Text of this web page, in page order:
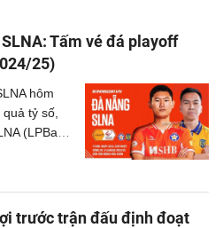
Tấm vé đá playoff
25)
hôm
tỷ số,
(LPBank
trước trận đấu định đoạt